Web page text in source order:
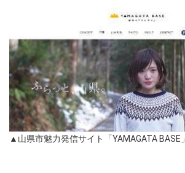
▲山県市魅力発信サイト「YAMAGATA BASE」